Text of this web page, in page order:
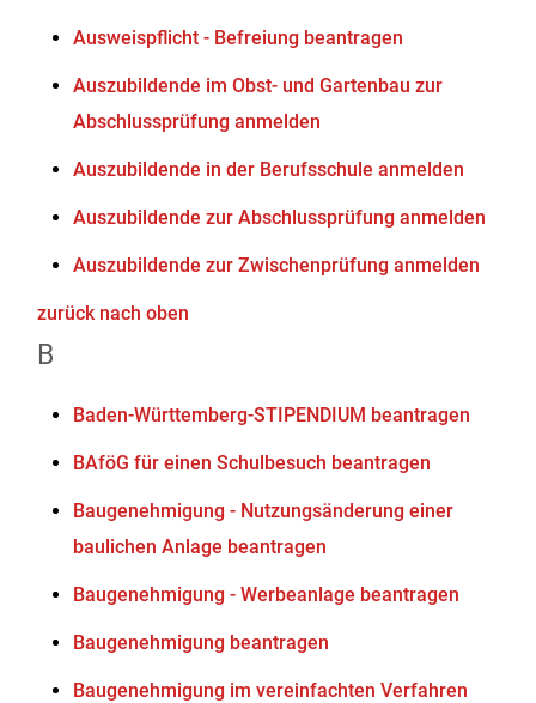
Ausweispflicht - Befreiung beantragen
Auszubildende im Obst- und Gartenbau zur
Abschlussprüfung anmelden
Auszubildende in der Berufsschule anmelden
Auszubildende zur Abschlussprüfung anmelden
Auszubildende zur Zwischenprüfung anmelden
zurück nach oben
B
Baden-Württemberg-STIPENDIUM beantragen
BAföG für einen Schulbesuch beantragen
Baugenehmigung - Nutzungsänderung einer
baulichen Anlage beantragen
Baugenehmigung - Werbeanlage beantragen
Baugenehmigung beantragen
Baugenehmigung im vereinfachten Verfahren